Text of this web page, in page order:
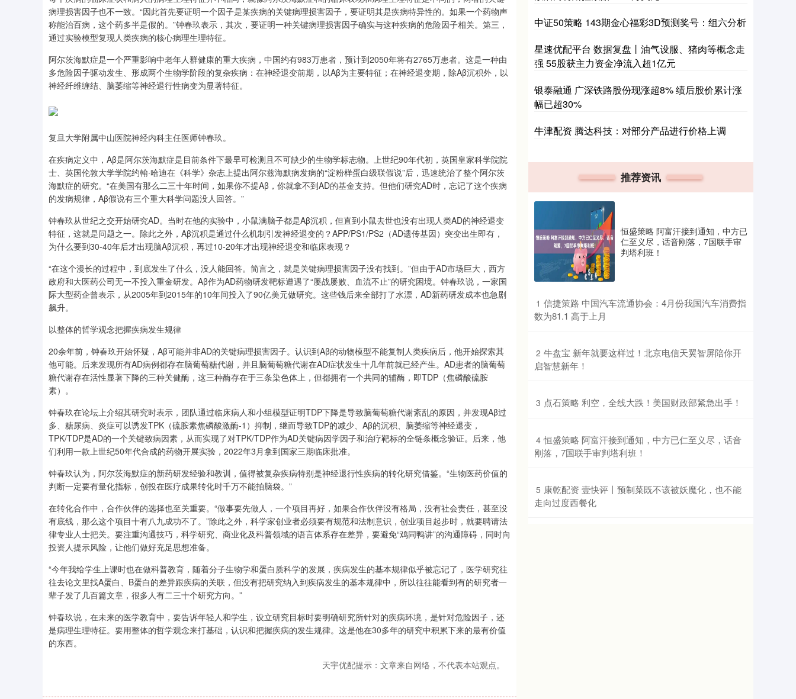
病理损害因子也不一致。“因此首先要证明一个因子是某疾病的关键病理损害因子，要证明其是疾病特异性的。如果一个药物声
称能治百病，这个药多半是假的。”钟春玖表示，其次，要证明一种关键病理损害因子确实与这种疾病的危险因子相关。第三，
通过实验模型复现人类疾病的核心病理生理特征。
阿尔茨海默症是一个严重影响中老年人群健康的重大疾病，中国约有983万患者，预计到2050年将有2765万患者。这是一种由
多危险因子驱动发生、形成两个生物学阶段的复杂疾病：在神经退变前期，以Aβ为主要特征；在神经退变期，除Aβ沉积外，以
神经纤维缠结、脑萎缩等神经退行性病变为显著特征。
复旦大学附属中山医院神经内科主任医师钟春玖。
在疾病定义中，Aβ是阿尔茨海默症是目前条件下最早可检测且不可缺少的生物学标志物。上世纪90年代初，英国皇家科学院院
士、英国伦敦大学学院约翰·哈迪在《科学》杂志上提出阿尔兹海默病发病的“淀粉样蛋白级联假说”后，迅速统治了整个阿尔茨
海默症的研究。“在美国有那么二三十年时间，如果你不提Aβ，你就拿不到AD的基金支持。但他们研究AD时，忘记了这个疾病
的发病规律，Aβ假说有三个重大科学问题没人回答。”
钟春玖从世纪之交开始研究AD。当时在他的实验中，小鼠满脑子都是Aβ沉积，但直到小鼠去世也没有出现人类AD的神经退变
特征，这就是问题之一。除此之外，Aβ沉积是通过什么机制引发神经退变的？APP/PS1/PS2（AD遗传基因）突变出生即有，
为什么要到30-40年后才出现脑Aβ沉积，再过10-20年才出现神经退变和临床表现？
“在这个漫长的过程中，到底发生了什么，没人能回答。简言之，就是关键病理损害因子没有找到。”但由于AD市场巨大，西方
政府和大医药公司无一不投入重金研发。Aβ作为AD药物研发靶标遭遇了“屡战屡败、血流不止”的研究困境。钟春玖说，一家国
际大型药企曾表示，从2005年到2015年的10年间投入了90亿美元做研究。这些钱后来全部打了水漂，AD新药研发成本也急剧
飙升。
以整体的哲学观念把握疾病发生规律
20余年前，钟春玖开始怀疑，Aβ可能并非AD的关键病理损害因子。认识到Aβ的动物模型不能复制人类疾病后，他开始探索其
他可能。后来发现所有AD病例都存在脑葡萄糖代谢，并且脑葡萄糖代谢在AD症状发生十几年前就已经产生。AD患者的脑葡萄
糖代谢存在活性显著下降的三种关健酶，这三种酶存在于三条染色体上，但都拥有一个共同的辅酶，即TDP（焦磷酸硫胺
素）。
钟春玖在论坛上介绍其研究时表示，团队通过临床病人和小组模型证明TDP下降是导致脑葡萄糖代谢紊乱的原因，并发现Aβ过
多、糖尿病、炎症可以诱发TPK（硫胺素焦磷酸激酶-1）抑制，继而导致TDP的减少、Aβ的沉积、脑萎缩等神经退变，
TPK/TDP是AD的一个关键致病因素，从而实现了对TPK/TDP作为AD关键病因学因子和治疗靶标的全链条概念验证。后来，他
们利用一款上世纪50年代合成的药物开展实验，2022年3月拿到国家三期临床批准。
钟春玖认为，阿尔茨海默症的新药研发经验和教训，值得被复杂疾病特别是神经退行性疾病的转化研究借鉴。“生物医药价值的
判断一定要有量化指标，创投在医疗成果转化时千万不能拍脑袋。”
在转化合作中，合作伙伴的选择也至关重要。“做事要先做人，一个项目再好，如果合作伙伴没有格局，没有社会责任，甚至没
有底线，那么这个项目十有八九成功不了。”除此之外，科学家创业者必须要有规范和法制意识，创业项目起步时，就要聘请法
律专业人士把关。要注重沟通技巧，科学研究、商业化及科普领域的语言体系存在差异，要避免“鸡同鸭讲”的沟通障碍，同时向
投资人提示风险，让他们做好充足思想准备。
“今年我给学生上课时也在做科普教育，随着分子生物学和蛋白质科学的发展，疾病发生的基本规律似乎被忘记了，医学研究往
往去论文里找A蛋白、B蛋白的差异跟疾病的关联，但没有把研究纳入到疾病发生的基本规律中，所以往往能看到有的研究者一
辈子发了几百篇文章，很多人有二三十个研究方向。”
钟春玖说，在未来的医学教育中，要告诉年轻人和学生，设立研究目标时要明确研究所针对的疾病环境，是针对危险因子，还
是病理生理特征。要用整体的哲学观念来打基础，认识和把握疾病的发生规律。这是他在30多年的研究中积累下来的最有价值
的东西。
天宇优配提示：文章来自网络，不代表本站观点。
中证50策略 143期金心福彩3D预测奖号：组六分析
星速优配平台 数据复盘丨油气设服、猪肉等概念走
强 55股获主力资金净流入超1亿元
银泰融通 广深铁路股份现涨超8% 绩后股价累计涨
幅已超30%
牛津配资 腾达科技：对部分产品进行价格上调
推荐资讯
恒盛策略 阿富汗接到通知，中方已
仁至义尽，话音刚落，7国联手审
判塔利班！
1 ​信捷策路 中国汽车流通协会：4月份我国汽车消费指
数为81.1 高于上月
2 ​牛盘宝 新年就要这样过！北京电信天翼智屏陪你开
启智慧新年！
3 ​点石策略 利空，全线大跌！美国财政部紧急出手！
4 ​恒盛策略 阿富汗接到通知，中方已仁至义尽，话音
刚落，7国联手审判塔利班！
5 ​康乾配资 壹快评丨预制菜既不该被妖魔化，也不能
走向过度西餐化